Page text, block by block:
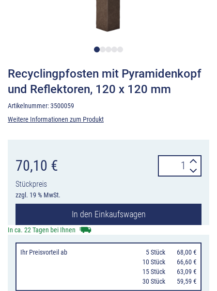
Recyclingpfosten mit Pyramidenkopf
und Reflektoren, 120 x 120 mm
Artikelnummer:3500059
Weitere Informationen zum Produkt
70,10 €
Stückpreis
zzgl. 19 % MwSt.
mit
und
x
120
mm
Menge
In den Einkaufswagen
In ca. 22 Tagen bei Ihnen
Ihr Preisvorteil ab 5 Stück
68,00 €
10 Stück
66,60 €
15 Stück
63,09 €
30 Stück
59,59 €